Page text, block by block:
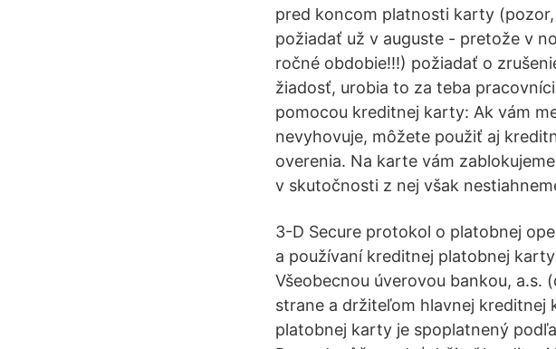
pred koncom platnosti karty
požiadať už v auguste - pretože v
ročné obdobie!!!) požiadať o
žiadosť, urobia to za teba
pomocou kreditnej karty: Ak vám
nevyhovuje, môžete použiť aj
overenia. Na karte vám
v skutočnosti z nej však
3-D Secure protokol o platobnej
a používaní kreditnej platobnej
Všeobecnou úverovou bankou, a.s.
strane a držiteľom hlavnej kreditnej
platobnej karty je spoplatnený